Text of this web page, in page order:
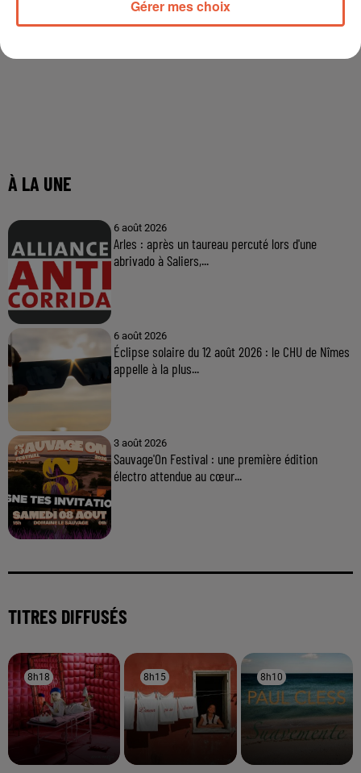
À LA UNE
6 août 2026
Arles : après un taureau percuté lors d'une
abrivado à Saliers,...
6 août 2026
Éclipse solaire du 12 août 2026 : le CHU de Nîmes
appelle à la plus...
3 août 2026
Sauvage'On Festival : une première édition
électro attendue au cœur...
TITRES DIFFUSÉS
8h18
8h18 8h15
8h15 8h10
8h10
Gérer mes choix